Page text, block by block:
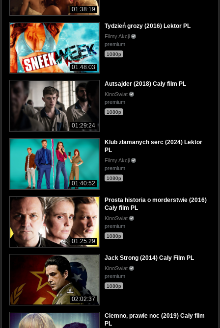
01:38:19
01:48:03
Tydzień grozy (2016) Lektor PL
Filmy Akcji
premium
1080p
01:29:24
Autsajder (2018) Cały film PL
KinoSwiat
premium
1080p
01:40:52
Klub złamanych serc (2024) Lektor
PL
Filmy Akcji
premium
1080p
01:25:29
Prosta historia o morderstwie (2016)
Cały film PL
KinoSwiat
premium
1080p
02:02:37
Jack Strong (2014) Cały Film PL
KinoSwiat
premium
1080p
Ciemno, prawie noc (2019) Cały film
PL